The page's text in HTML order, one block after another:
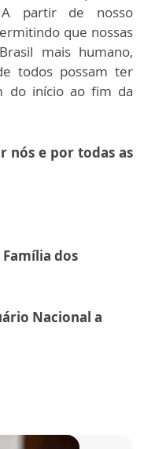
A partir de nosso
que nossas
mais humano,
todos possam ter
do início ao fim da
nós e por todas as
dos
Nacional a